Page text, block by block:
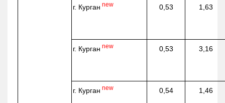
г. Курган new 0,53 1,63
г. Курган new 0,53 3,16
г. Курган new 0,54 1,46